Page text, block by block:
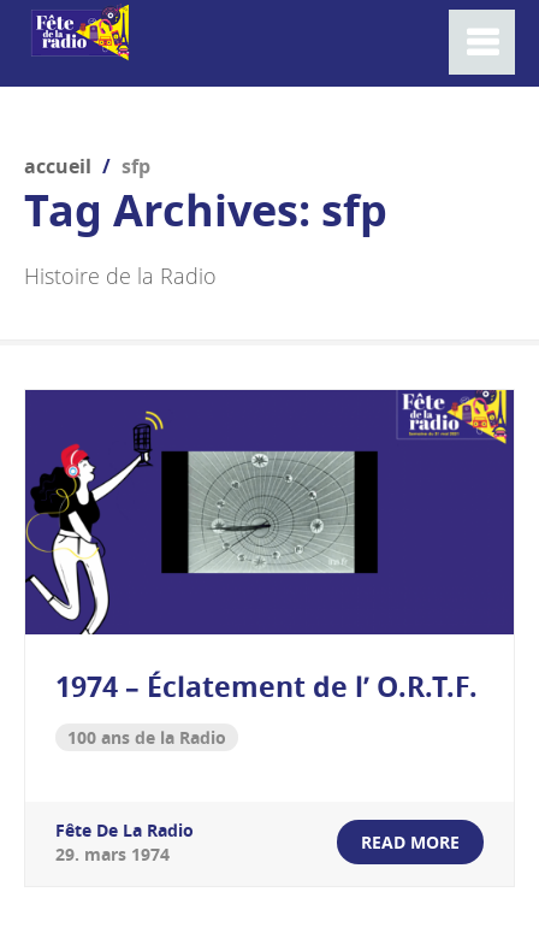
accueil / sfp
Tag Archives: sfp
Histoire de la Radio
1974 – Éclatement de l’ O.R.T.F.
100 ans de la Radio
Fête De La Radio
29. mars 1974
READ MORE